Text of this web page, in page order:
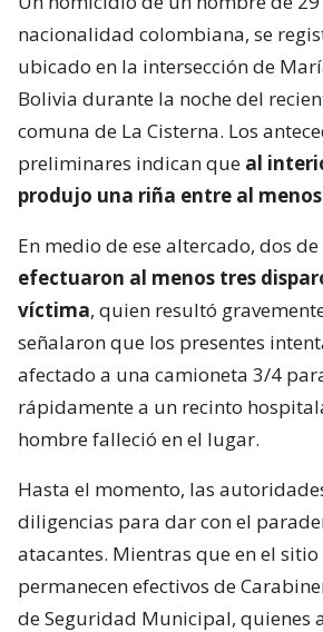
nacionalidad colombiana, se
ubicado en la intersección de
Bolivia durante la noche del
comuna de La Cisterna. Los
preliminares indican que al
produjo una riña entre al
En medio de ese altercado, dos de
efectuaron al menos tres
víctima, quien resultó
señalaron que los presentes
afectado a una camioneta 3/4
rápidamente a un recinto
hombre falleció en el lugar.
Hasta el momento, las
diligencias para dar con el
atacantes. Mientras que en el sitio
permanecen efectivos de
de Seguridad Municipal, quienes